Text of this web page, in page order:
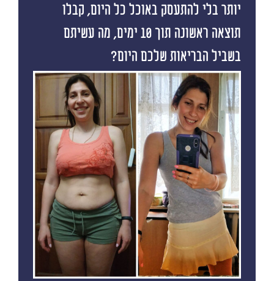
יותר בלי להתעסק באוכל כל היום, קבלו
תוצאה ראשונה תוך 10 ימים, מה עשיתם
בשביל הבריאות שלכם היום?